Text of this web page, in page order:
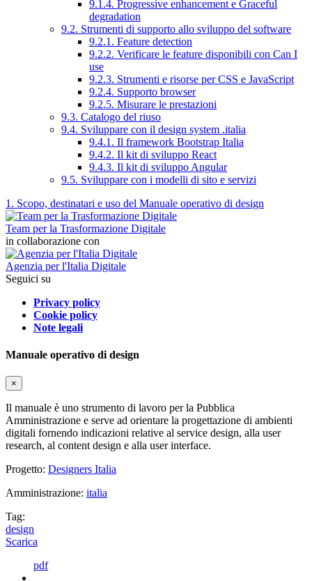
9.1.4. Progressive enhancement e Graceful
degradation
9.2. Strumenti di supporto allo sviluppo del software
9.2.1. Feature detection
9.2.2. Verificare le feature disponibili con Can I
use
9.2.3. Strumenti e risorse per CSS e JavaScript
9.2.4. Supporto browser
9.2.5. Misurare le prestazioni
9.3. Catalogo del riuso
9.4. Sviluppare con il design system .italia
9.4.1. Il framework Bootstrap Italia
9.4.2. Il kit di sviluppo React
9.4.3. Il kit di sviluppo Angular
9.5. Sviluppare con i modelli di sito e servizi
1. Scopo, destinatari e uso del Manuale operativo di design
Team per la Trasformazione Digitale
in collaborazione con
Agenzia per l'Italia Digitale
Seguici su
Privacy policy
Cookie policy
Note legali
Manuale operativo di design
×
Il manuale è uno strumento di lavoro per la Pubblica
Amministrazione e serve ad orientare la progettazione di ambienti
digitali fornendo indicazioni relative al service design, alla user
research, al content design e alla user interface.
Progetto: Designers Italia
Amministrazione: italia
Tag:
design
Scarica
pdf